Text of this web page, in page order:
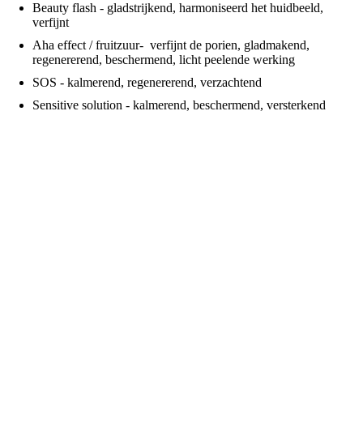
Beauty flash - gladstrijkend, harmoniseerd het huidbeeld,
verfijnt
Aha effect / fruitzuur- verfijnt de porien, gladmakend,
regenererend, beschermend, licht peelende werking
SOS - kalmerend, regenererend, verzachtend
Sensitive solution - kalmerend, beschermend, versterkend